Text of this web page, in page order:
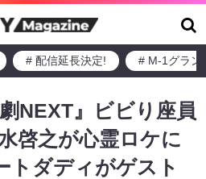
# 配信延長決定! # M-1グラン
NEXT』ビビり座員
啓之が心霊ロケに
トダディがゲスト